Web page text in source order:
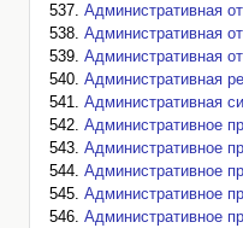
Административная
Административная
Административная
Административная
Административная
Административное
Административное
Административное
Административное
Административное